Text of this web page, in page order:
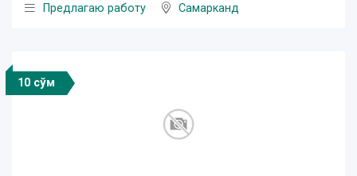
Предлагаю работу
Самарканд
10 сўм